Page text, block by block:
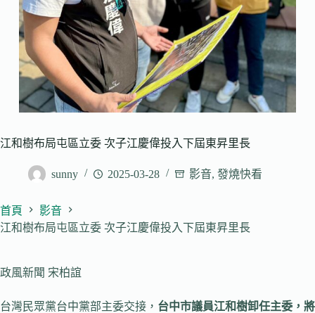
江和樹布局屯區立委 次子江慶偉投入下屆東昇里長
sunny 2025-03-28 影音, 發燒快看
首頁
影音
江和樹布局屯區立委 次子江慶偉投入下屆東昇里長
政風新聞 宋柏誼
台灣民眾黨台中黨部主委交接， 台中市議員江和樹卸任主委，將